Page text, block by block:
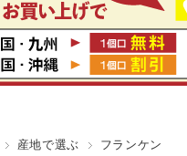
産地で選ぶ
フランケン